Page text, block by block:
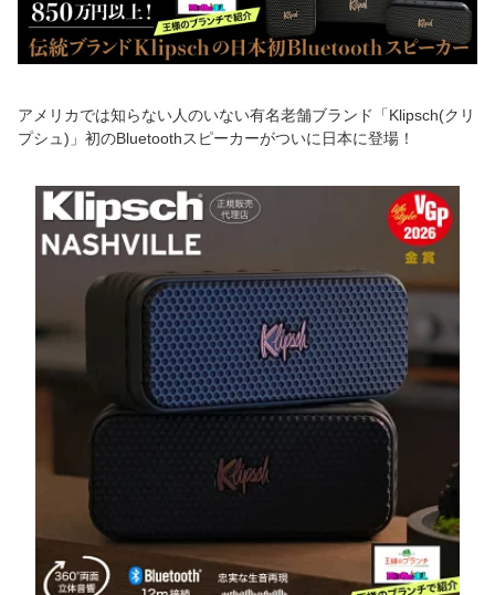
アメリカでは知らない人のいない有名老舗ブランド「Klipsch(クリ
プシュ)」初のBluetoothスピーカーがついに日本に登場！